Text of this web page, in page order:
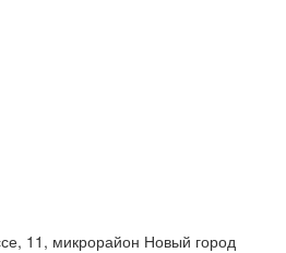
11, микрорайон Новый город